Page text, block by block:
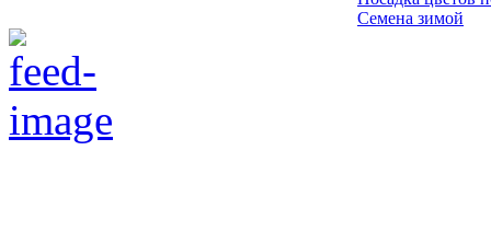
Семена зимой